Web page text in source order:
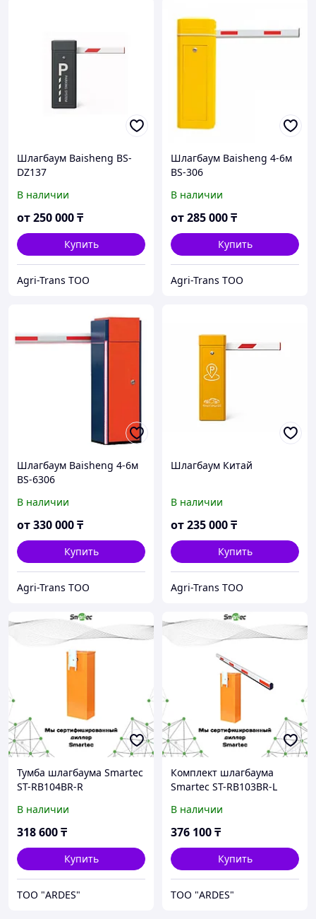
Шлагбаум Baisheng BS-
DZ137
В наличии
от250 000₸
Купить
Agri-Trans ТОО
Шлагбаум Baisheng 4-6м
BS-306
В наличии
от285 000₸
Купить
Agri-Trans ТОО
Шлагбаум Baisheng 4-6м
BS-6306
В наличии
от330 000₸
Купить
Agri-Trans ТОО
Шлагбаум Китай
В наличии
от235 000₸
Купить
Agri-Trans ТОО
Тумба шлагбаума Smartec
ST-RB104BR-R
В наличии
318 600₸
Купить
ТОО "ARDES"
Комплект шлагбаума
Smartec ST-RB103BR-L
В наличии
376 100₸
Купить
ТОО "ARDES"